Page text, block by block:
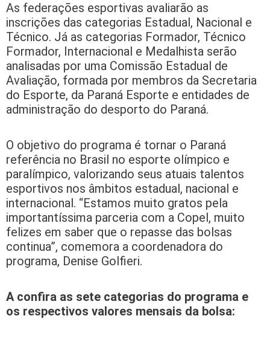
As federações esportivas avaliarão as
inscrições das categorias Estadual, Nacional e
Técnico. Já as categorias Formador, Técnico
Formador, Internacional e Medalhista serão
analisadas por uma Comissão Estadual de
Avaliação, formada por membros da Secretaria
do Esporte, da Paraná Esporte e entidades de
administração do desporto do Paraná.
O objetivo do programa é tornar o Paraná
referência no Brasil no esporte olímpico e
paralímpico, valorizando seus atuais talentos
esportivos nos âmbitos estadual, nacional e
internacional. “Estamos muito gratos pela
importantíssima parceria com a Copel, muito
felizes em saber que o repasse das bolsas
continua”, comemora a coordenadora do
programa, Denise Golfieri.
A confira as sete categorias do programa e
os respectivos valores mensais da bolsa: